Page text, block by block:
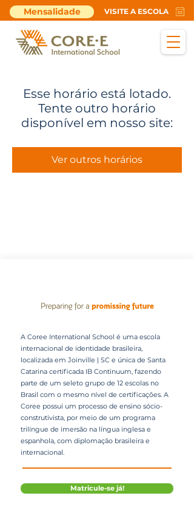
Mensalidade VISITE A ESCOLA
Esse horário está lotado.
Tente outro horário
disponível em nosso site:
Ver outros horários
A Coree International School é uma escola
internacional de identidade brasileira,
localizada em Joinville | SC e única de Santa
Catarina certificada IB Continuum, fazendo
parte de um seleto grupo de 12 escolas no
Brasil com o mesmo nível de certificações. A
Coree possui um processo de ensino sócio-
construtivista, por meio de um programa
trilíngue de imersão na língua inglesa e
espanhola, com diplomação brasileira e
internacional.
Matricule-se já!